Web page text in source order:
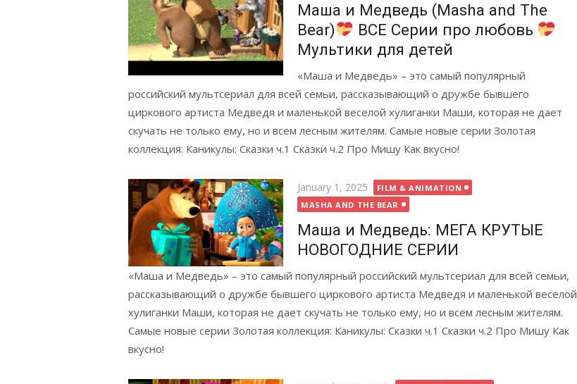
Маша и Медведь (Masha and The
Bear)
ВСЕ Серии про любовь
Мультики для детей
«Маша и Медведь» – это самый популярный
российский мультсериал для всей семьи, рассказывающий о дружбе бывшего
циркового артиста Медведя и маленькой веселой хулиганки Маши, которая не дает
скучать не только ему, но и всем лесным жителям. Самые новые серии Золотая
коллекция: Каникулы: Сказки ч.1 Сказки ч.2 Про Мишу Как вкусно!
Posted
on
January 1, 2025
FILM & ANIMATION
MASHA AND THE BEAR
Маша и Медведь: МЕГА КРУТЫЕ
НОВОГОДНИЕ СЕРИИ
«Маша и Медведь» – это самый популярный российский мультсериал для всей семьи,
рассказывающий о дружбе бывшего циркового артиста Медведя и маленькой веселой
хулиганки Маши, которая не дает скучать не только ему, но и всем лесным жителям.
Самые новые серии Золотая коллекция: Каникулы: Сказки ч.1 Сказки ч.2 Про Мишу Как
вкусно!